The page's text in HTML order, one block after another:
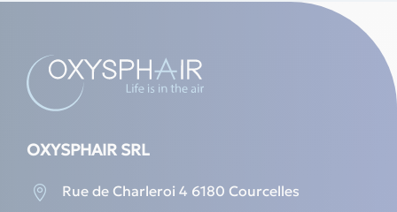
OXYSPHAIR SRL
 Rue de Charleroi 4 6180 Courcelles